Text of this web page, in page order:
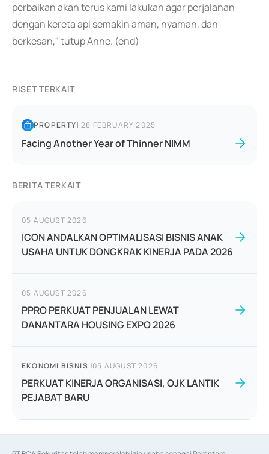
perbaikan akan terus kami lakukan agar perjalanan
dengan kereta api semakin aman, nyaman, dan
berkesan," tutup Anne. (end)
RISET TERKAIT
PROPERTY|28 FEBRUARY 2025
Facing Another Year of Thinner NIMM
BERITA TERKAIT
05 AUGUST 2026
ICON ANDALKAN OPTIMALISASI BISNIS ANAK
USAHA UNTUK DONGKRAK KINERJA PADA 2026
05 AUGUST 2026
PPRO PERKUAT PENJUALAN LEWAT
DANANTARA HOUSING EXPO 2026
EKONOMI BISNIS |05 AUGUST 2026
PERKUAT KINERJA ORGANISASI, OJK LANTIK
PEJABAT BARU